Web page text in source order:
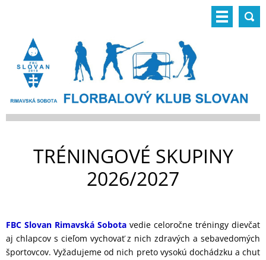
TRÉNINGOVÉ SKUPINY
2026/2027
FBC Slovan Rimavská Sobota vedie celoročne tréningy dievčat
aj chlapcov s cieľom vychovať z nich zdravých a sebavedomých
športovcov. Vyžadujeme od nich preto vysokú dochádzku a chuť